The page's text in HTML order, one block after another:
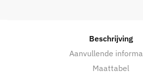
Beschrijving
Aanvullende
Maattabel